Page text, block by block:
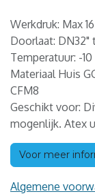
Werkdruk: Max
Doorlaat:
Temperatuur: -
Materiaal Huis
CFM8
Geschikt voor:
mogenlijk. Atex
Voor meer
Algemene